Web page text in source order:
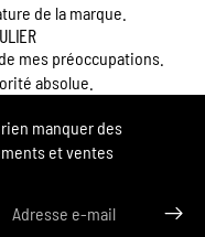
de la marque.
mes préoccupations.
absolue.
manquer des
et ventes